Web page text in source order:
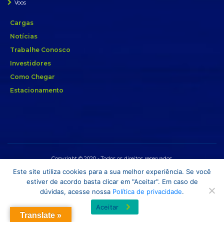
Voos
Cargas
Notícias
Trabalhe Conosco
Investidores
Como Chegar
Estacionamento
Copyright © 2020 - Todos os direitos reservados.
Translate »
Este site utiliza cookies para a sua melhor experiência. Se você
estiver de acordo basta clicar em "Aceitar". Em caso de
dúvidas, acesse nossa Política de privacidade.
Aceitar